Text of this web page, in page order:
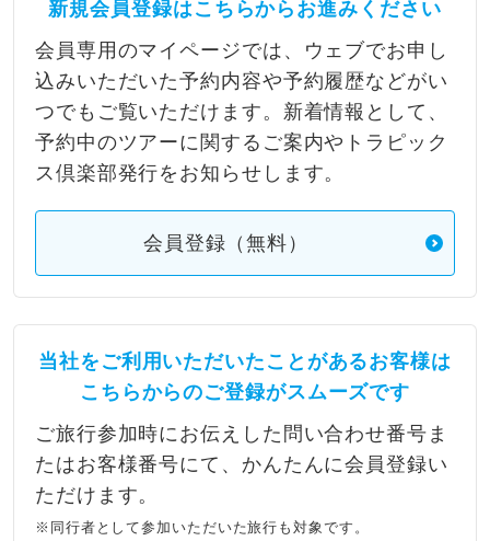
新規会員登録はこちらからお進みください
会員専用のマイページでは、ウェブでお申し
込みいただいた予約内容や予約履歴などがい
つでもご覧いただけます。新着情報として、
予約中のツアーに関するご案内やトラピック
ス倶楽部発行をお知らせします。
会員登録（無料）
当社をご利用いただいたことがあるお客様は
こちらからのご登録がスムーズです
ご旅行参加時にお伝えした問い合わせ番号ま
たはお客様番号にて、かんたんに会員登録い
ただけます。
※同行者として参加いただいた旅行も対象です。